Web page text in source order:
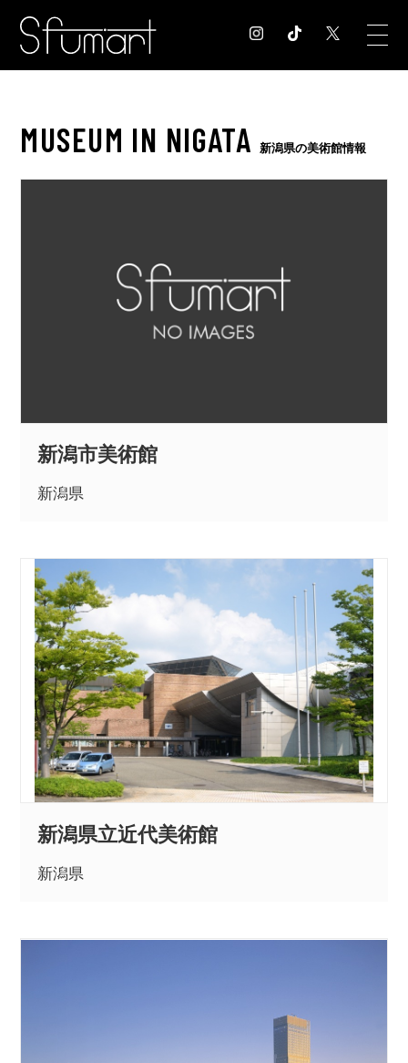
COLUMN コラム記事
EXHIBITION
NEWS お知らせ
CONTACT お問合せ
MUSEUM IN NIGATA 新潟県の美術館情報
新潟市美術館
新潟県
新潟県立近代美術館
新潟県